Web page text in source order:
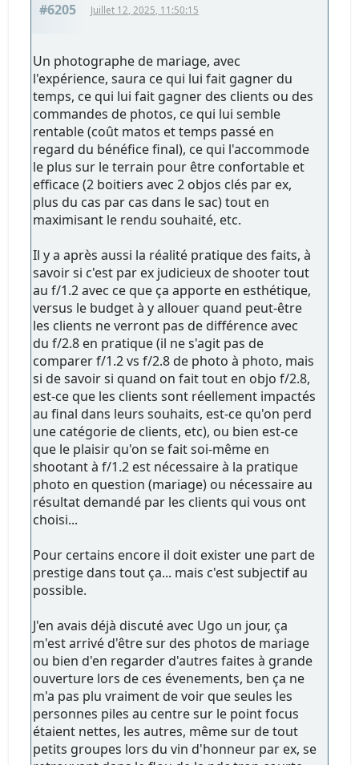
#6205 Juillet 12, 2025, 11:50:15
Un photographe de mariage, avec
l'expérience, saura ce qui lui fait gagner du
temps, ce qui lui fait gagner des clients ou des
commandes de photos, ce qui lui semble
rentable (coût matos et temps passé en
regard du bénéfice final), ce qui l'accommode
le plus sur le terrain pour être confortable et
efficace (2 boitiers avec 2 objos clés par ex,
plus du cas par cas dans le sac) tout en
maximisant le rendu souhaité, etc.
Il y a après aussi la réalité pratique des faits, à
savoir si c'est par ex judicieux de shooter tout
au f/1.2 avec ce que ça apporte en esthétique,
versus le budget à y allouer quand peut-être
les clients ne verront pas de différence avec
du f/2.8 en pratique (il ne s'agit pas de
comparer f/1.2 vs f/2.8 de photo à photo, mais
si de savoir si quand on fait tout en objo f/2.8,
est-ce que les clients sont réellement impactés
au final dans leurs souhaits, est-ce qu'on perd
une catégorie de clients, etc), ou bien est-ce
que le plaisir qu'on se fait soi-même en
shootant à f/1.2 est nécessaire à la pratique
photo en question (mariage) ou nécessaire au
résultat demandé par les clients qui vous ont
choisi...
Pour certains encore il doit exister une part de
prestige dans tout ça... mais c'est subjectif au
possible.
J'en avais déjà discuté avec Ugo un jour, ça
m'est arrivé d'être sur des photos de mariage
ou bien d'en regarder d'autres faites à grande
ouverture lors de ces évenements, ben ça ne
m'a pas plu vraiment de voir que seules les
personnes piles au centre sur le point focus
étaient nettes, les autres, même sur de tout
petits groupes lors du vin d'honneur par ex, se